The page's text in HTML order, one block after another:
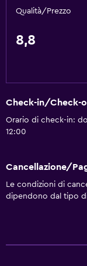
Bagnoschiuma
Bidoni dei rifiuti
Camere per
Pavimenti in
Deposito
Vista su strada
Salottino
Qualità/Prezzo
8,8
Check-in/Check-
Orario di check-in:
12:00
Cancellazione/
Le condizioni di
dipendono dal tipo